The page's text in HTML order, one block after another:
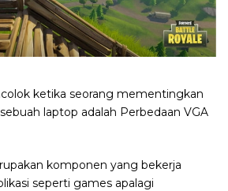
ketika seorang mementingkan
laptop adalah Perbedaan VGA
komponen yang bekerja
seperti games apalagi